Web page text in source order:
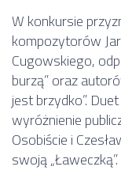
W konkursie
kompozytorów
Cugowskiego,
burzą” oraz
jest brzydko”.
wyróżnienie
Osobiście i
swoją „Ławeczką”.